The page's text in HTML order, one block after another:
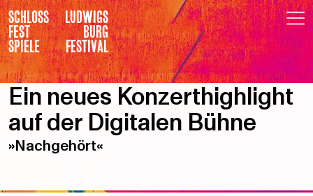
SCHLOSS
FEST
SPIELE
LUDWIGS
BURG
FESTIVAL
Ein neues Konzerthighlight
auf der Digitalen Bühne
»Nachgehört«